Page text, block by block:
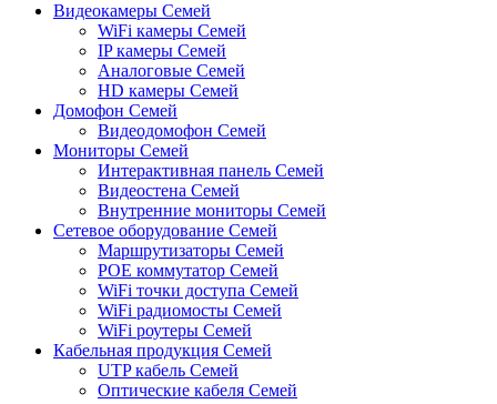
Видеокамеры Семей
WiFi камеры Семей
IP камеры Семей
Аналоговые Семей
HD камеры Семей
Домофон Семей
Видеодомофон Семей
Мониторы Семей
Интерактивная панель Семей
Видеостена Семей
Внутренние мониторы Семей
Сетевое оборудование Семей
Маршрутизаторы Семей
POE коммутатор Семей
WiFi точки доступа Семей
WiFi радиомосты Семей
WiFi роутеры Семей
Кабельная продукция Семей
UTP кабель Семей
Оптические кабеля Семей